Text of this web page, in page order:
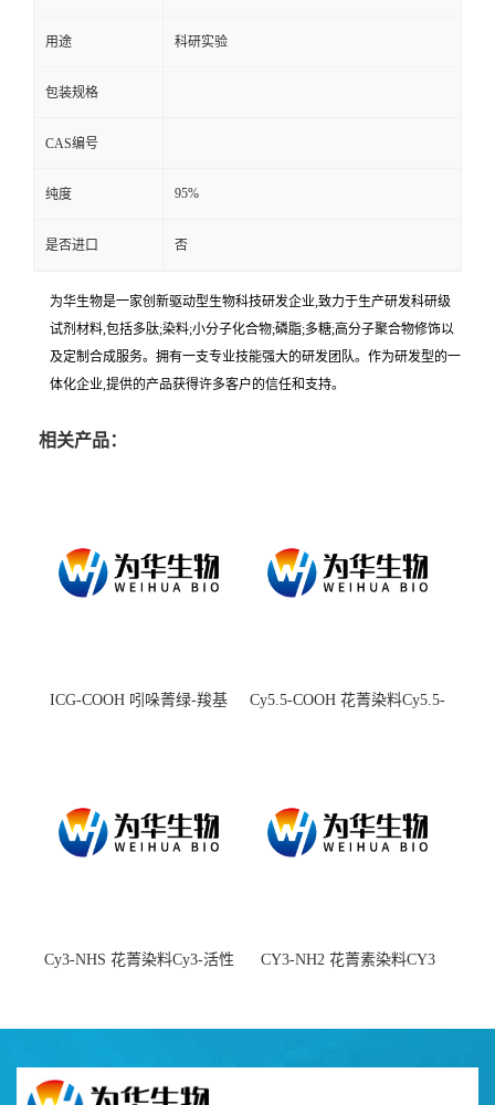
用途 科研实验
包装规格
CAS编号
纯度 95%
是否进口 否
为华生物是一家创新驱动型生物科技研发企业,致力于生产研发科研级
试剂材料,包括多肽;染料;小分子化合物;磷脂;多糖;高分子聚合物修饰以
及定制合成服务。拥有一支专业技能强大的研发团队。作为研发型的一
体化企业,提供的产品获得许多客户的信任和支持。
相关产品：
ICG-COOH 吲哚菁绿-羧基
Cy5.5-COOH 花菁染料Cy5.5-
Cy3-NHS 花菁染料Cy3-活性
CY3-NH2 花菁素染料CY3